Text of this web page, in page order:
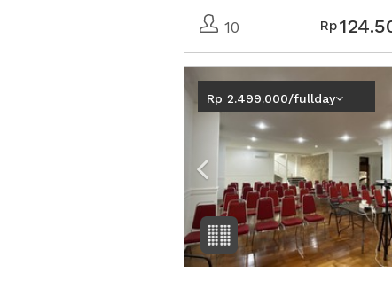
10 Rp
Previous
Rp 2.499.000/fullday